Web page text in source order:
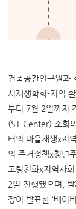
건축공간연구원과
시재생학회-지역
부터 7월 2일까지
(ST Center) 소회
터의 마을재생x지
의 주거정책x청년
고령친화x지역사
2일 진행됐으며,
장이 발표한 ‘베이